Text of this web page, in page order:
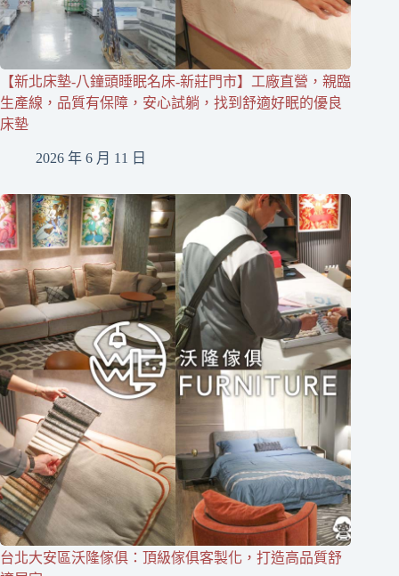
【新北床墊-八鐘頭睡眠名床-新莊門市】工廠直營，親臨
生產線，品質有保障，安心試躺，找到舒適好眠的優良
床墊
2026 年 6 月 11 日
台北大安區沃隆傢俱：頂級傢俱客製化，打造高品質舒